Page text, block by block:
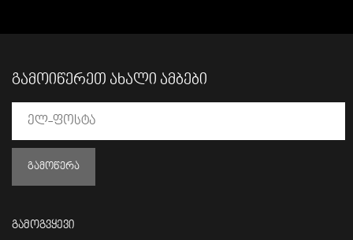
ᲒᲐᲛᲝᲘᲬᲔᲠᲔᲗ ᲐᲮᲐᲚᲘ ᲐᲛᲑᲔᲑᲘ
ᲒᲐᲛᲝᲬᲔᲠᲐ
გამოგვყევი